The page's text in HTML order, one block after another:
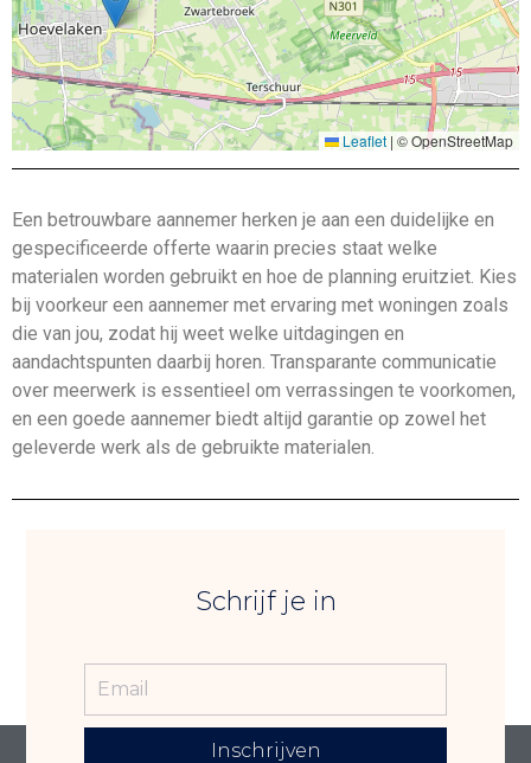
Leaflet | © OpenStreetMap
Een betrouwbare aannemer herken je aan een duidelijke en
gespecificeerde offerte waarin precies staat welke
materialen worden gebruikt en hoe de planning eruitziet. Kies
bij voorkeur een aannemer met ervaring met woningen zoals
die van jou, zodat hij weet welke uitdagingen en
aandachtspunten daarbij horen. Transparante communicatie
over meerwerk is essentieel om verrassingen te voorkomen,
en een goede aannemer biedt altijd garantie op zowel het
geleverde werk als de gebruikte materialen.
Schrijf je in
Inschrijven